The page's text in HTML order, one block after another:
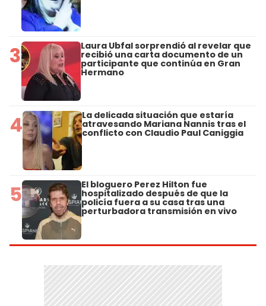
3 Laura Ubfal sorprendió al revelar que
recibió una carta documento de un
participante que continúa en Gran
Hermano
4 La delicada situación que estaría
atravesando Mariana Nannis tras el
conflicto con Claudio Paul Caniggia
5 El bloguero Perez Hilton fue
hospitalizado después de que la
policía fuera a su casa tras una
perturbadora transmisión en vivo